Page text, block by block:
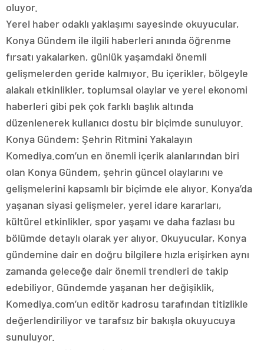
oluyor.
Yerel haber odaklı yaklaşımı sayesinde okuyucular,
Konya Gündem ile ilgili haberleri anında öğrenme
fırsatı yakalarken, günlük yaşamdaki önemli
gelişmelerden geride kalmıyor. Bu içerikler, bölgeyle
alakalı etkinlikler, toplumsal olaylar ve yerel ekonomi
haberleri gibi pek çok farklı başlık altında
düzenlenerek kullanıcı dostu bir biçimde sunuluyor.
Konya Gündem: Şehrin Ritmini Yakalayın
Komediya.com’un en önemli içerik alanlarından biri
olan Konya Gündem, şehrin güncel olaylarını ve
gelişmelerini kapsamlı bir biçimde ele alıyor. Konya’da
yaşanan siyasi gelişmeler, yerel idare kararları,
kültürel etkinlikler, spor yaşamı ve daha fazlası bu
bölümde detaylı olarak yer alıyor. Okuyucular, Konya
gündemine dair en doğru bilgilere hızla erişirken aynı
zamanda geleceğe dair önemli trendleri de takip
edebiliyor. Gündemde yaşanan her değişiklik,
Komediya.com’un editör kadrosu tarafından titizlikle
değerlendiriliyor ve tarafsız bir bakışla okuyucuya
sunuluyor.